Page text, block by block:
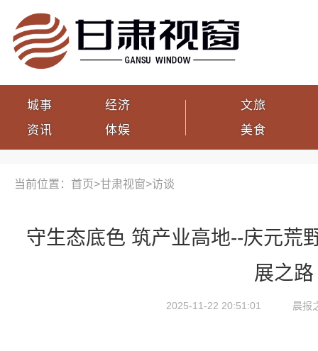
城事
资讯
经济
体娱
文旅
美食
当前位置：首页>甘肃视窗>访谈
守生态底色 筑产业高地--庆元荒
展之路
2025-11-22 20:51:01 晨报